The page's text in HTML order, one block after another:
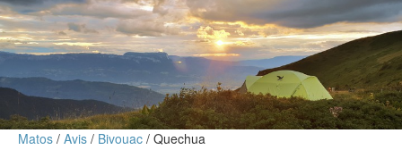
Matos Avis Bivouac Quechua